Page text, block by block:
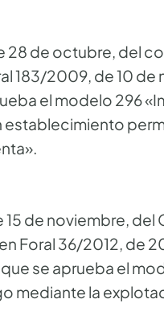
28 de octubre, del
183/2009, de 10
el modelo 296
establecimiento
15 de noviembre,
Foral 36/2012, de
se aprueba el
mediante la